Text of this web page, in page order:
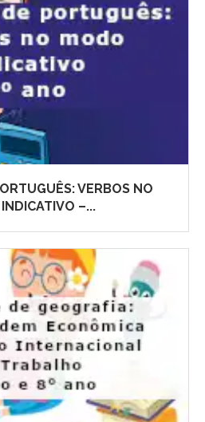
VERBOS NO
–...